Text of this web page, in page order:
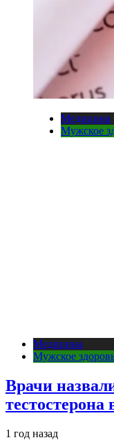
Медицина
Мужское
Медицина
Мужское
Врачи
тестостерона
1 год назад